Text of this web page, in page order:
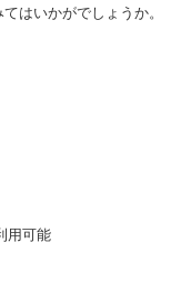
はいかがでしょうか。
用可能